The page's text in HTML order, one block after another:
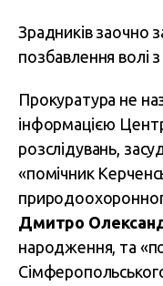
Зрадників заочно
позбавлення волі
Прокуратура не
інформацією
розслідувань,
«помічник
Дмитро
народження, та